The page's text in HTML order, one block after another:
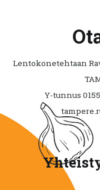
Lentokonetehtaan
Y-tunnus